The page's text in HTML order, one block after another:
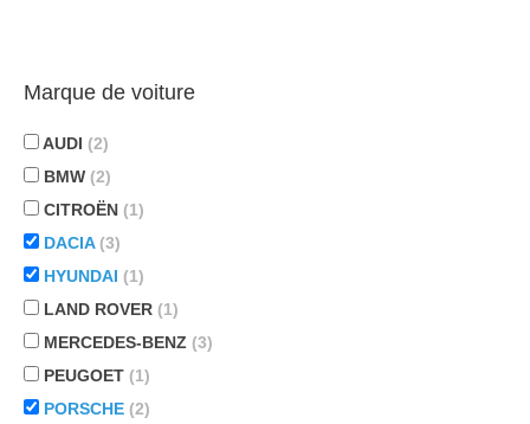
Marque de voiture
AUDI (2)
BMW (2)
CITROËN (1)
DACIA (3)
HYUNDAI (1)
LAND ROVER (1)
MERCEDES-BENZ (3)
PEUGOET (1)
PORSCHE (2)